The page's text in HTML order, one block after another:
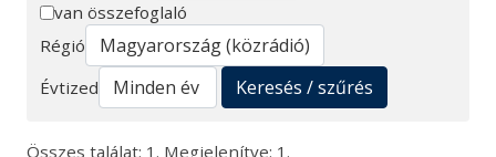
Keresés
van összefoglaló
Régió
Évtized
Keresés / szűrés
Összes találat: 1. Megjelenítve: 1.